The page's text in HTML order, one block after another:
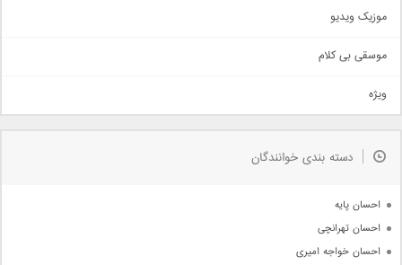
سنتی
اهنگ بندرعباسی
دمو
مذهبی
جدیدترین ها
موزیک ویدیو
موسقی بی کلام
ویژه
دسته بندی خوانندگان
احسان پایه
احسان تهرانچی
احسان خواجه امیری